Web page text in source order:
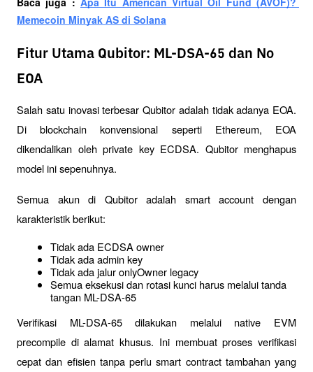
Memecoin Minyak AS di Solana
Fitur Utama Qubitor: ML-DSA-65 dan No
EOA
Salah satu inovasi terbesar Qubitor adalah tidak adanya EOA.
Di blockchain konvensional seperti Ethereum, EOA
dikendalikan oleh private key ECDSA. Qubitor menghapus
model ini sepenuhnya.
Semua akun di Qubitor adalah smart account dengan
karakteristik berikut:
Tidak ada ECDSA owner
Tidak ada admin key
Tidak ada jalur onlyOwner legacy
Semua eksekusi dan rotasi kunci harus melalui tanda
tangan ML-DSA-65
Verifikasi ML-DSA-65 dilakukan melalui native EVM
precompile di alamat khusus. Ini membuat proses verifikasi
cepat dan efisien tanpa perlu smart contract tambahan yang